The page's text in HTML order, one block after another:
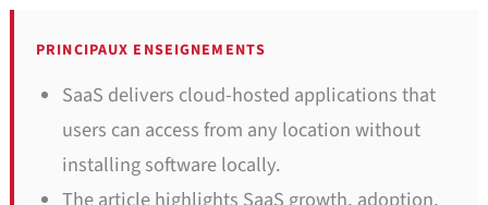
PRINCIPAUX ENSEIGNEMENTS
SaaS delivers cloud-hosted applications that
users can access from any location without
installing software locally.